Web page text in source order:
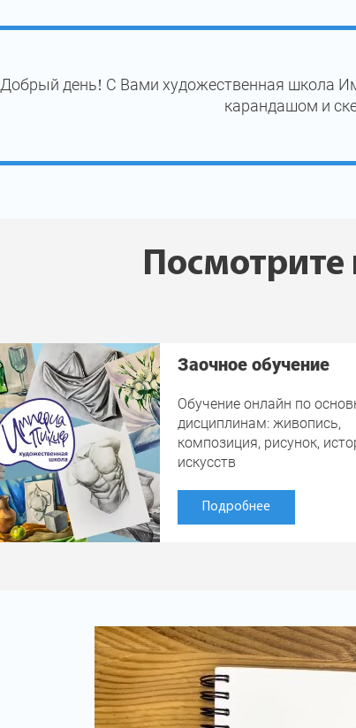
Добрый день! С Вами художественная школа
карандашом и
Заочное обучение
Обучение онлайн по
дисциплинам: живопись,
композиция, рисунок,
искусств
Подробнее